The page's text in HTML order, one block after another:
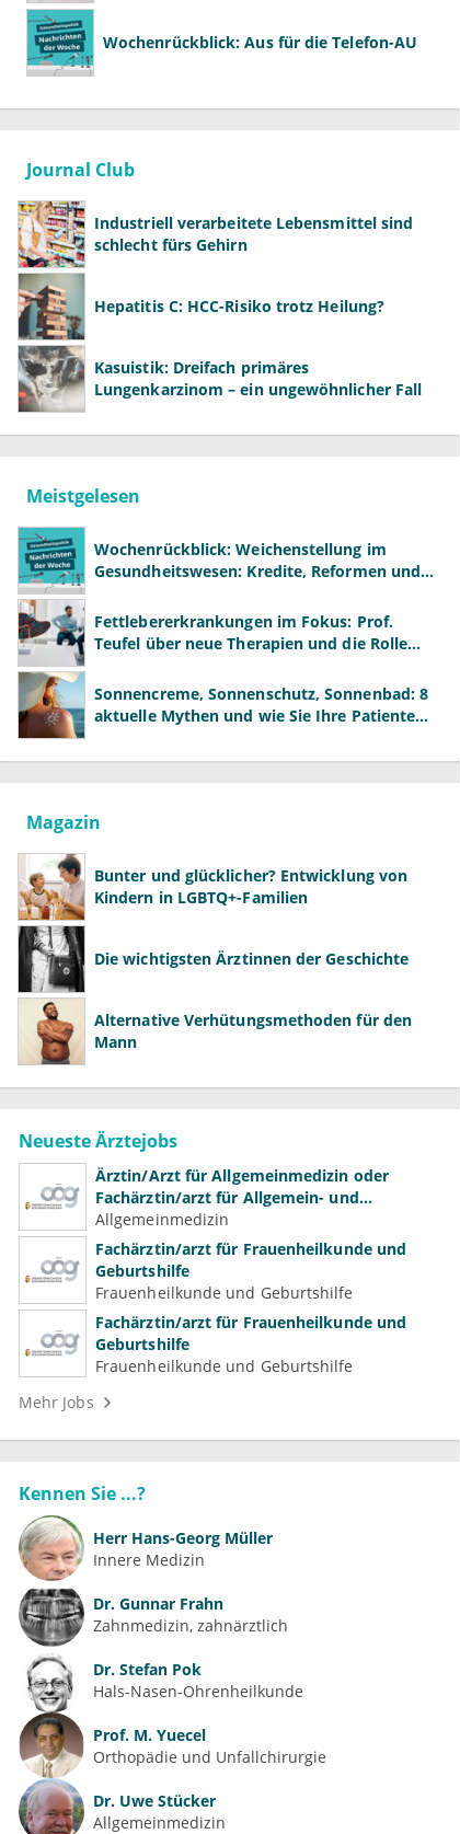
Wochenrückblick: Aus für die Telefon-AU
Journal Club
Industriell verarbeitete Lebensmittel sind
schlecht fürs Gehirn
Hepatitis C: HCC-Risiko trotz Heilung?
Kasuistik: Dreifach primäres
Lungenkarzinom – ein ungewöhnlicher Fall
Meistgelesen
Wochenrückblick: Weichenstellung im
Gesundheitswesen: Kredite, Reformen und
Fettlebererkrankungen im Fokus: Prof.
Teufel über neue Therapien und die Rolle
Sonnencreme, Sonnenschutz, Sonnenbad: 8
aktuelle Mythen und wie Sie Ihre Patienten
Magazin
Bunter und glücklicher? Entwicklung von
Kindern in LGBTQ+-Familien
Die wichtigsten Ärztinnen der Geschichte
Alternative Verhütungsmethoden für den
Mann
Neueste Ärztejobs
Ärztin/Arzt für Allgemeinmedizin oder
Fachärztin/arzt für Allgemein- und
Familienmedizin für Psychiatrie und
Psychotherapeutische Medizin
Allgemeinmedizin
Fachärztin/arzt für Frauenheilkunde und
Geburtshilfe
Frauenheilkunde und Geburtshilfe
Fachärztin/arzt für Frauenheilkunde und
Geburtshilfe
Frauenheilkunde und Geburtshilfe
Mehr Jobs
Kennen Sie ...?
Herr Hans-Georg Müller
Innere Medizin
Dr. Gunnar Frahn
Zahnmedizin, zahnärztlich
Dr. Stefan Pok
Hals-Nasen-Ohrenheilkunde
Prof. M. Yuecel
Orthopädie und Unfallchirurgie
Dr. Uwe Stücker
Allgemeinmedizin